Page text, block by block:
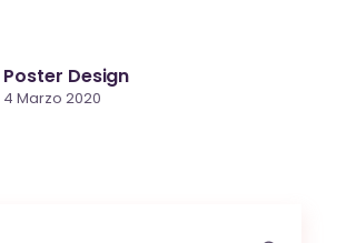
Poster Design
4 Marzo 2020